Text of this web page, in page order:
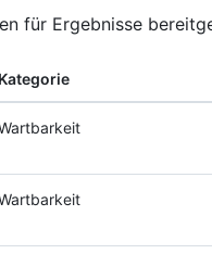
für Ergebnisse
Kategorie